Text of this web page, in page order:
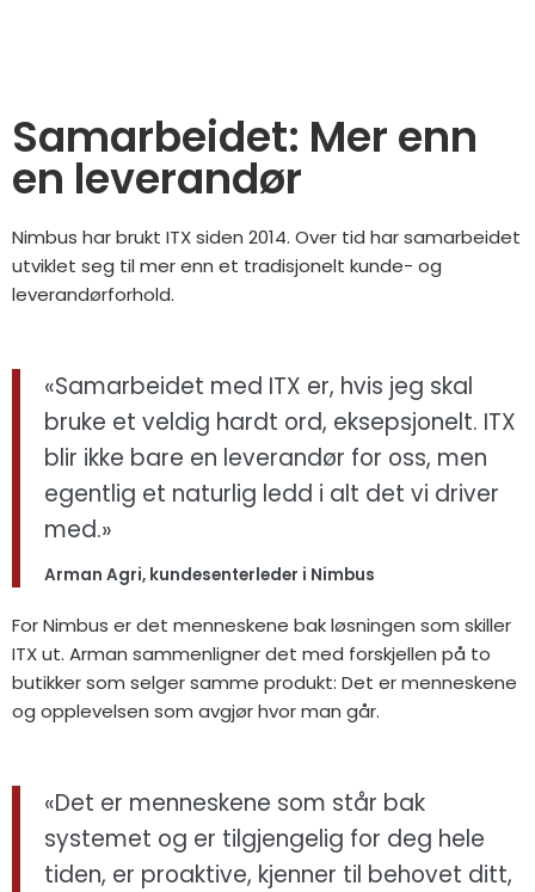
Samarbeidet: Mer enn
en leverandør
Nimbus har brukt ITX siden 2014. Over tid har samarbeidet
utviklet seg til mer enn et tradisjonelt kunde- og
leverandørforhold.
«Samarbeidet med ITX er, hvis jeg skal
bruke et veldig hardt ord, eksepsjonelt. ITX
blir ikke bare en leverandør for oss, men
egentlig et naturlig ledd i alt det vi driver
med.»
Arman Agri, kundesenterleder i Nimbus
For Nimbus er det menneskene bak løsningen som skiller
ITX ut. Arman sammenligner det med forskjellen på to
butikker som selger samme produkt: Det er menneskene
og opplevelsen som avgjør hvor man går.
«Det er menneskene som står bak
systemet og er tilgjengelig for deg hele
tiden, er proaktive, kjenner til behovet ditt,